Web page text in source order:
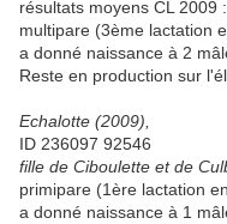
résultats moyens CL 2009
multipare (3ème lactation
a donné naissance à 2
Reste en production sur
Echalotte (2009),
ID 236097 92546
fille de Ciboulette et de
primipare (1ère lactation
a donné naissance à 1